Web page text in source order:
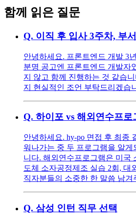
함께 읽은 질문
Q. 이직 후 입사 3주차, 부
안녕하세요. 프론트엔드 개발 3
분명 공고엔 프론트엔드 개발자
지 않고 함께 진행하는 것 같습
지 현실적인 조언 부탁드리겠습
Q. 하이포 vs 해외연수프
안녕하세요. hy-po 면접 후 최종
워나가는 중 두 프로그램을 알
니다. 해외연수프로그램은 미국
도체 소자공정제조 실습 2회, 대
직자분들의 소중한 한 말씀 남
Q. 삼성 인턴 직무 선택